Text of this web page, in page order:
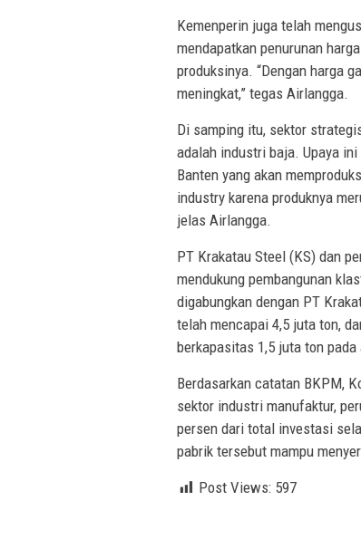
Kemenperin juga telah
mendapatkan penurunan
produksinya. “Dengan harga
meningkat,” tegas Airlangga.
Di samping itu, sektor
adalah industri baja. Upaya
Banten yang akan
industry karena produknya
jelas Airlangga.
PT Krakatau Steel (KS) dan
mendukung pembangunan
digabungkan dengan PT
telah mencapai 4,5 juta ton,
berkapasitas 1,5 juta ton
Berdasarkan catatan BKPM,
sektor industri manufaktur,
persen dari total investasi
pabrik tersebut mampu
Post Views: 597